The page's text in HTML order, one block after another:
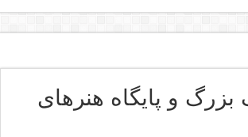
و پایگاه هنرهای